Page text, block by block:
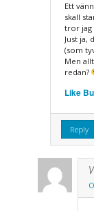
Ett
skall
tror jag
Just ja,
(som
Men
redan?
Like
Reply